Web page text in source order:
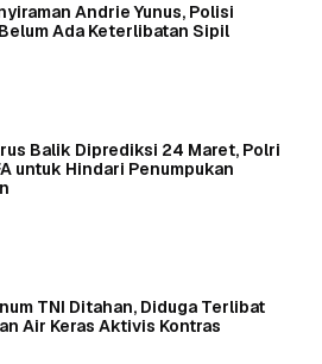
Andrie Yunus, Polisi
Ada Keterlibatan Sipil
Balik Diprediksi 24 Maret, Polri
untuk Hindari Penumpukan
TNI Ditahan, Diduga Terlibat
Air Keras Aktivis Kontras